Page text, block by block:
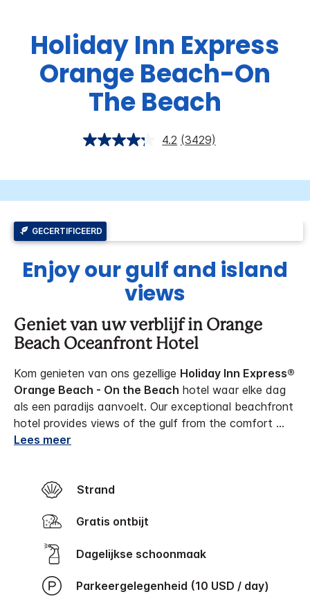
Holiday Inn Express
Orange Beach-On
The Beach
4.2 (3429)
GECERTIFICEERD
Enjoy our gulf and island
views
Geniet van uw verblijf in Orange
Beach Oceanfront Hotel
Kom genieten van ons gezellige Holiday Inn Express®
Orange Beach - On the Beach hotel waar elke dag
als een paradijs aanvoelt. Our exceptional beachfront
hotel provides views of the gulf from the comfort ...
Lees meer
Strand
Gratis ontbijt
Dagelijkse schoonmaak
Parkeergelegenheid (10 USD / day)